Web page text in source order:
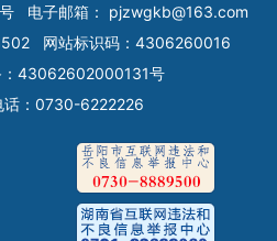
电子邮箱： pjzwgkb@163.com
网站标识码：4306260016
：43062602000131号
话：0730-6222226